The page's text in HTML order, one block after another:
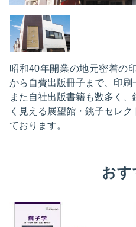
昭和40年開業の地元密着の
から自費出版冊子まで、印刷
また自社出版書籍も数多く
く見える展望館・銚子セレ
ております。
おす